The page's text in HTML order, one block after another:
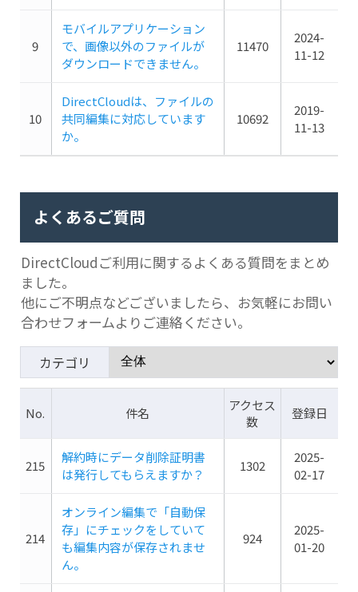
9
モバイルアプリケーション
で、画像以外のファイルが
ダウンロードできません。
11470
2024-
11-12
10
DirectCloudは、ファイルの
共同編集に対応しています
か。
10692
2019-
11-13
よくあるご質問
DirectCloudご利用に関するよくある質問をまとめ
ました。
他にご不明点などございましたら、お気軽にお問い
合わせフォームよりご連絡ください。
カテゴリ
No. 件名
アクセス
数
登録日
215
解約時にデータ削除証明書
は発行してもらえますか？
1302
2025-
02-17
214
オンライン編集で「自動保
存」にチェックをしていて
も編集内容が保存されませ
ん。
924
2025-
01-20